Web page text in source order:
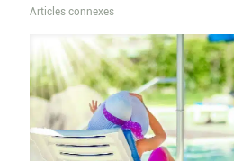
Articles connexes